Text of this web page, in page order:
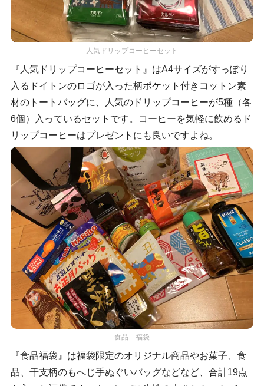
人気ドリップコーヒーセット
『人気ドリップコーヒーセット』はA4サイズがすっぽり
入るドイトンのロゴが入った柄ポケット付きコットン素
材のトートバッグに、人気のドリップコーヒーが5種（各
6個）入っているセットです。コーヒーを気軽に飲めるド
リップコーヒーはプレゼントにも良いですよね。
食品 福袋
『食品福袋』は福袋限定のオリジナル商品やお菓子、食
品、干支柄のもへじ手ぬぐいバッグなどなど、合計19点